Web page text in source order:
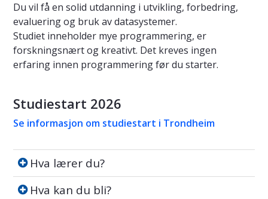
Du vil få en solid utdanning i utvikling, forbedring,
evaluering og bruk av datasystemer.
Studiet inneholder mye programmering, er
forskningsnært og kreativt. Det kreves ingen
erfaring innen programmering før du starter.
Studiestart 2026
Se informasjon om studiestart i Trondheim
Hva lærer du?
Hva lærer du?
Hva kan du bli?
Hva kan du bli?